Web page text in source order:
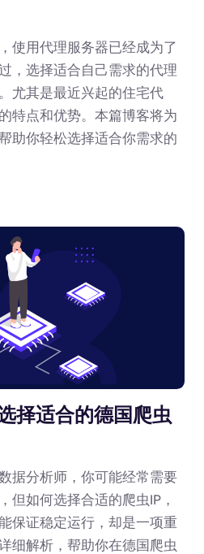
使用代理服务器已经成为了
，选择适合自己需求的代理
尤其是最近兴起的住宅代
特点和优势。本篇博客将为
助你轻松选择适合你需求的
择适合的德国爬虫
据分析师，你可能经常需要
但如何选择合适的爬虫IP，
保证稳定运行，却是一项重
细解析，帮助你在德国爬虫